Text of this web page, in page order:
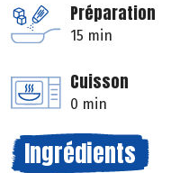
Préparation
15 min
Cuisson
0 min
Ingrédients